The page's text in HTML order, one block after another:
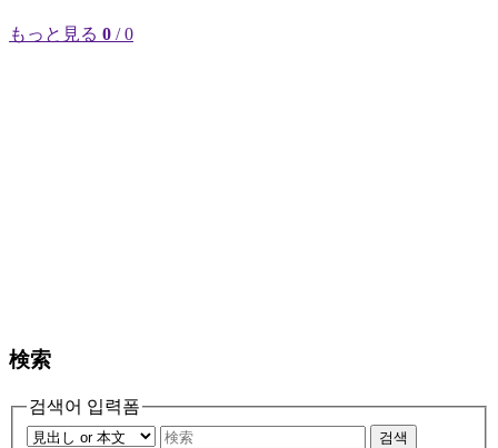
もっと見る 0 / 0
検索
검색어 입력폼
검색